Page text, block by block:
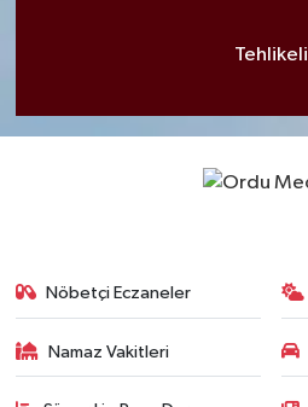
Tehlikeli
Nöbetçi Eczaneler
Namaz Vakitleri